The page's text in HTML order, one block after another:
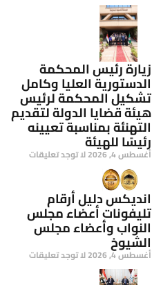
زيارة رئيس المحكمة
الدستورية العليا وكامل
تشكيل المحكمة لرئيس
هيئة قضايا الدولة لتقديم
التهنئة بمناسبة تعيينه
رئيسًا للهيئة
أغسطس 4, 2026 لا توجد تعليقات
انديكس دليل أرقام
تليفونات أعضاء مجلس
النواب وأعضاء مجلس
الشيوخ
أغسطس 4, 2026 لا توجد تعليقات